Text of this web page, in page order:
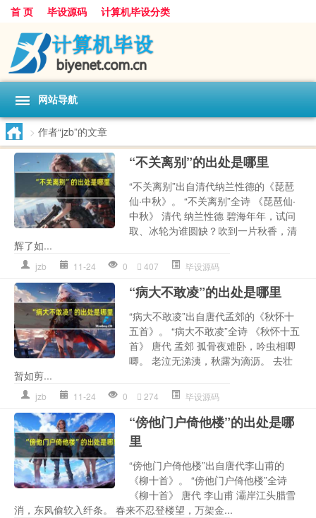
首 页 毕设源码 计算机毕设分类
网站导航
> 作者“jzb”的文章
“不关离别”的出处是哪里
“不关离别”出自清代纳兰性德的《琵琶
仙·中秋》。 “不关离别”全诗 《琵琶仙·
中秋》 清代 纳兰性德 碧海年年，试问
取、冰轮为谁圆缺？吹到一片秋香，清
辉了如...
jzb 11-24 0 407 毕设源码
“病大不敢凌”的出处是哪里
“病大不敢凌”出自唐代孟郊的《秋怀十
五首》。 “病大不敢凌”全诗 《秋怀十五
首》 唐代 孟郊 孤骨夜难卧，吟虫相唧
唧。 老泣无涕洟，秋露为滴沥。 去壮
暂如剪...
jzb 11-24 0 274 毕设源码
“傍他门户倚他楼”的出处是哪
里
“傍他门户倚他楼”出自唐代李山甫的
《柳十首》。 “傍他门户倚他楼”全诗
《柳十首》 唐代 李山甫 灞岸江头腊雪
消，东风偷软入纤条。 春来不忍登楼望，万架金...